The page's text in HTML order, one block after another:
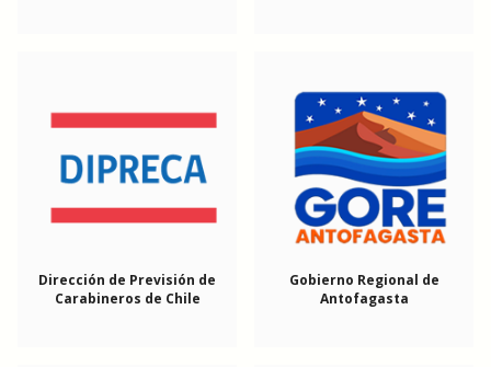
Dirección de Previsión de
Carabineros de Chile
Gobierno Regional de
Antofagasta